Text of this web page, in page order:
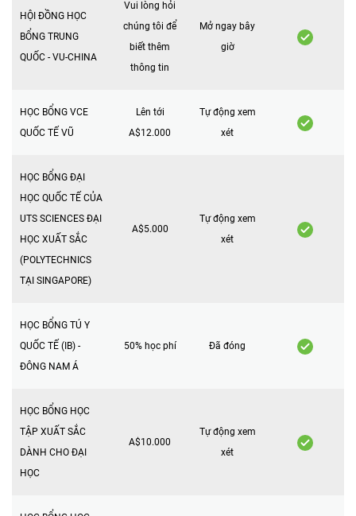
HỘI ĐỒNG HỌC
BỔNG TRUNG
QUỐC - VU-CHINA
Vui lòng hỏi
chúng tôi để
biết thêm
thông tin
Mở ngay bây
giờ
HỌC BỔNG VCE
QUỐC TẾ VŨ
Lên tới
A$12.000
Tự động xem
xét
HỌC BỔNG ĐẠI
HỌC QUỐC TẾ CỦA
UTS SCIENCES ĐẠI
HỌC XUẤT SẮC
(POLYTECHNICS
TẠI SINGAPORE)
A$5.000
Tự động xem
xét
HỌC BỔNG TÚ Y
QUỐC TẾ (IB) -
ĐÔNG NAM Á
50% học phí Đã đóng
HỌC BỔNG HỌC
TẬP XUẤT SẮC
DÀNH CHO ĐẠI
HỌC
A$10.000
Tự động xem
xét